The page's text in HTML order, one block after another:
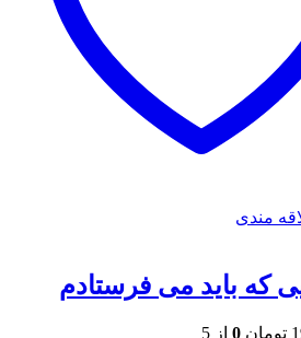
مندی
که باید می فرستادم
تومان قیمت
0 از 5